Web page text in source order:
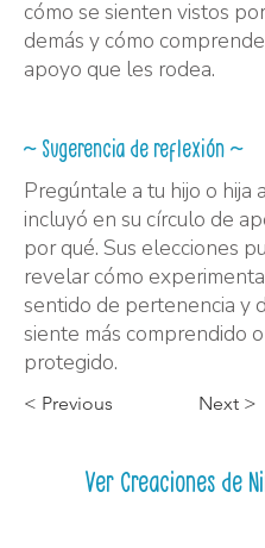
cómo se sienten vistos
demás y cómo
apoyo que les rodea.
~ Sugerencia de reflexión ~
Pregúntale a tu hijo o hija
incluyó en su círculo de
por qué. Sus elecciones
revelar cómo
sentido de pertenencia y
siente más comprendido o
protegido.
< Previous Next >
Ver Creaciones de